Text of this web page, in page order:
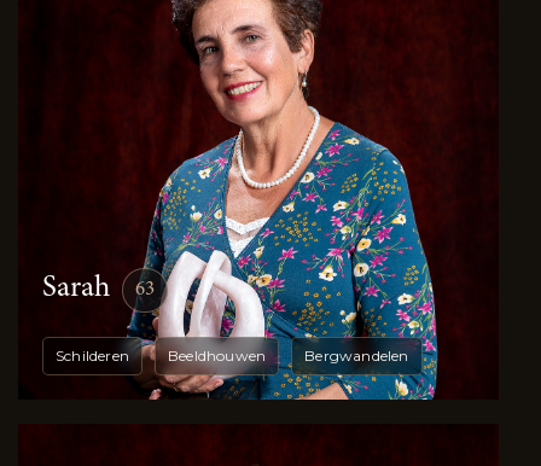
Sarah 63
Schilderen Beeldhouwen Bergwandelen